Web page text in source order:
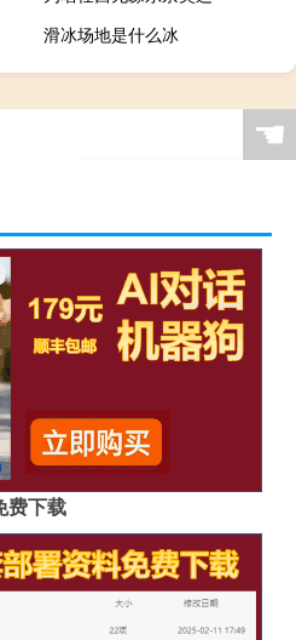
滑冰场地是什么冰
☚
费下载